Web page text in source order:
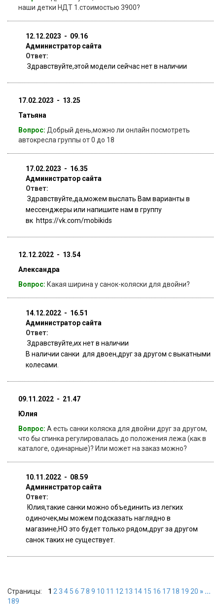
наши детки НДТ 1.стоимостью 3900?
12.12.2023 - 09.16
Администратор сайта
Ответ:
Здравствуйте,этой модели сейчас нет в наличии
17.02.2023 - 13.25
Татьяна
Вопрос: Добрый день,можно ли онлайн посмотреть
автокресла группы от 0 до 18
17.02.2023 - 16.35
Администратор сайта
Ответ:
Здравствуйте,да,можем выслать Вам варианты в
мессенджеры или напишите нам в группу
вк https://vk.com/mobikids
12.12.2022 - 13.54
Александра
Вопрос: Какая ширина у санок-коляски для двойни?
14.12.2022 - 16.51
Администратор сайта
Ответ:
Здравствуйте,их нет в наличии
В наличии санки для двоен,друг за другом с выкатными
колесами.
09.11.2022 - 21.47
Юлия
Вопрос: А есть санки коляска для двойни друг за другом,
что бы спинка регулировалась до положения лежа (как в
каталоге, одинарные)? Или может на заказ можно?
10.11.2022 - 08.59
Администратор сайта
Ответ:
Юлия,такие санки можно объединить из легких
одиночек,мы можем подсказать наглядно в
магазине,НО это будет только рядом,друг за другом
санок таких не существует.
Страницы: 1 23 4 5 6 78 9 10 11 12 13 14 15 16 17 18 19 20 » ...
189